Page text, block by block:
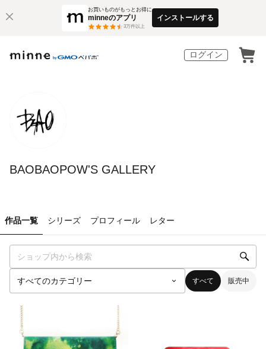
お買いものがもっとお得に
minneのアプリ
3万件以上
インストールする
ログイン
BAOBAOPOW'S GALLERY
作品一覧 シリーズ プロフィール レター
すべて 販売中